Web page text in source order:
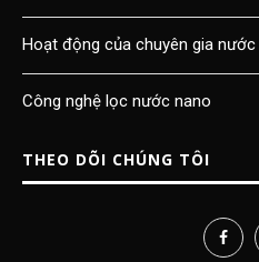
Hoạt động của chuyên gia nước
Công nghệ lọc nước nano
THEO DÕI CHÚNG TÔI